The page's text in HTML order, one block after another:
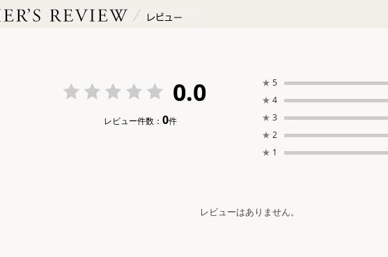
0.0
レビュー件数： 0件
★ 5
★ 4
★ 3
★ 2
★ 1
レビューはありません。